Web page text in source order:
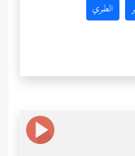
الطبري